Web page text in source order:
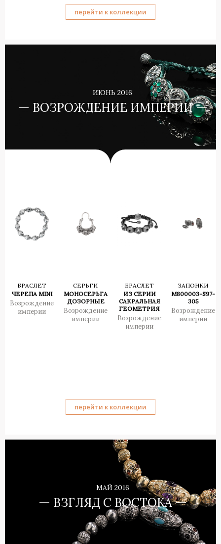
перейти к коллекции
ИЮНЬ 2016
ВОЗРОЖДЕНИЕ ИМПЕРИИ
БРАСЛЕТ
ЧЕРЕПА MINI
Возрождение
империи
СЕРЬГИ
МОНОСЕРЬГА
ДОЗОРНЫЕ
Возрождение
империи
БРАСЛЕТ
ИЗ СЕРИИ
САКРАЛЬНАЯ
ГЕОМЕТРИЯ
Возрождение
империи
ЗАПОНКИ
M800003-S97-
305
Возрождение
империи
перейти к коллекции
МАЙ 2016
ВЗГЛЯД С ВОСТОКА